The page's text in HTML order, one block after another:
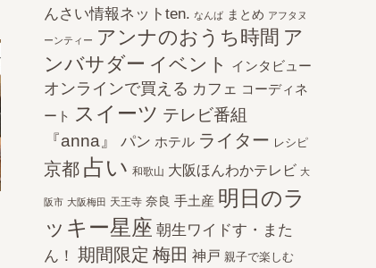
んさい情報ネットten. なんば まとめ アフタヌ
ーンティー アンナのおうち時間 ア
ンバサダー イベント インタビュー
オンラインで買える カフェ コーディネ
ート
スイーツ テレビ番組
『anna』
パン ホテル ライター レシピ
京都 占い 和歌山 大阪ほんわかテレビ 大
阪市 大阪梅田 天王寺 奈良 手土産 明日のラ
ッキー星座 朝生ワイドす・また
ん！ 期間限定 梅田 神戸 親子で楽しむ